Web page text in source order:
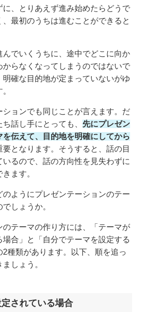
に
、とりあえず進み始めたらどうで
、最初のうちは進むことができると
んでいくうちに、途中でどこに向か
からなくなってしまうのではないで
明確な目的地が定まっていないがゆ
ョンでも同じことが言えます。 だ
ち話し手にとっても、 先にプレゼン
伝えて、目的地を明確にしてから
要となります。そ うすると、話の目
いるので、話の方向性を見失わずに
ます。
のようにプレゼンテーションのテー
でしょうか。
のテーマの作り方には、「テーマが
場合」と「自分でテーマを設定する
2種類があります。以下、 順を追っ
しょう。
されている場合